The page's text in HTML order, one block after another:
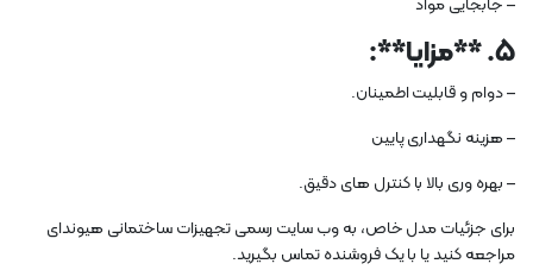
– جابجایی مواد
5. **مزایا**:
– دوام و قابلیت اطمینان.
– هزینه نگهداری پایین
– بهره وری بالا با کنترل های دقیق.
برای جزئیات مدل خاص، به وب سایت رسمی تجهیزات ساختمانی هیوندای
مراجعه کنید یا با یک فروشنده تماس بگیرید.